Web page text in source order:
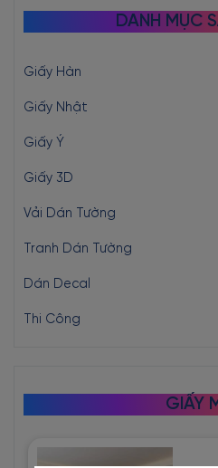
DANH MỤC
Giấy Hàn
Giấy Nhật
Giấy Ý
Giấy 3D
Vải Dán Tường
Tranh Dán Tường
Dán Decal
Thi Công
GIẤY